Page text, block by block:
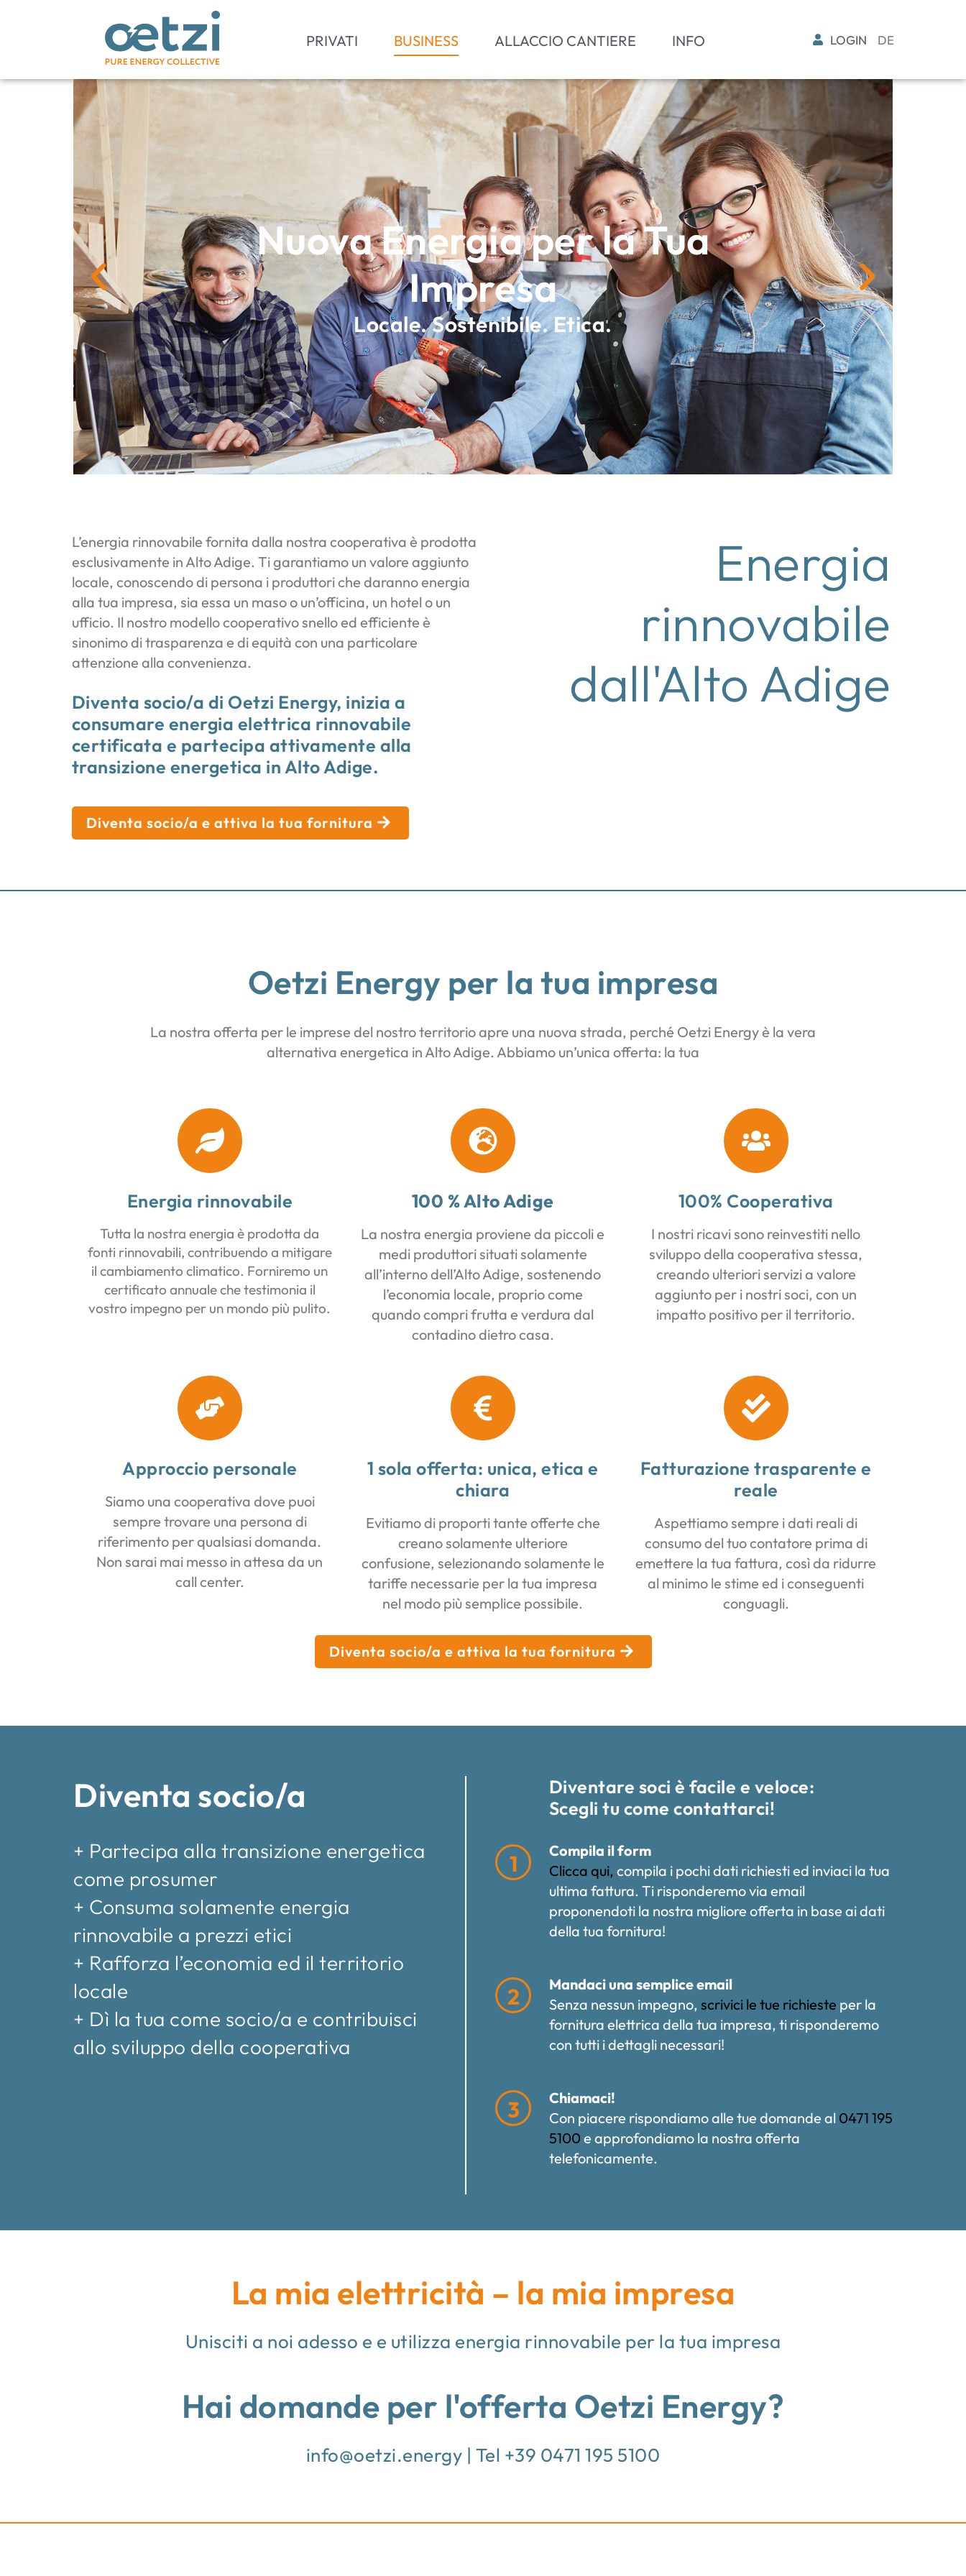
PRIVATI BUSINESS ALLACCIO CANTIERE INFO LOGIN DE
Nuova Energia per la Tua
Impresa
Locale. Sostenibile. Etica.
L’energia rinnovabile fornita dalla nostra cooperativa è prodotta
esclusivamente in Alto Adige. Ti garantiamo un valore aggiunto
locale, conoscendo di persona i produttori che daranno energia
alla tua impresa, sia essa un maso o un’officina, un hotel o un
ufficio. Il nostro modello cooperativo snello ed efficiente è
sinonimo di trasparenza e di equità con una particolare
attenzione alla convenienza.
Diventa socio/a di Oetzi Energy, inizia a
consumare energia elettrica rinnovabile
certificata e partecipa attivamente alla
transizione energetica in Alto Adige.
Diventa socio/a e attiva la tua fornitura
Energia
rinnovabile
dall'Alto Adige
Oetzi Energy per la tua impresa
La nostra offerta per le imprese del nostro territorio apre una nuova strada, perché Oetzi Energy è la vera
alternativa energetica in Alto Adige. Abbiamo un’unica offerta: la tua
Energia rinnovabile
Tutta la nostra energia è prodotta da
fonti rinnovabili, contribuendo a mitigare
il cambiamento climatico. Forniremo un
certificato annuale che testimonia il
vostro impegno per un mondo più pulito.
100 % Alto Adige
La nostra energia proviene da piccoli e
medi produttori situati solamente
all’interno dell’Alto Adige, sostenendo
l’economia locale, proprio come
quando compri frutta e verdura dal
contadino dietro casa.
100% Cooperativa
I nostri ricavi sono reinvestiti nello
sviluppo della cooperativa stessa,
creando ulteriori servizi a valore
aggiunto per i nostri soci, con un
impatto positivo per il territorio.
Approccio personale
Siamo una cooperativa dove puoi
sempre trovare una persona di
riferimento per qualsiasi domanda.
Non sarai mai messo in attesa da un
call center.
1 sola offerta: unica, etica e
chiara
Evitiamo di proporti tante offerte che
creano solamente ulteriore
confusione, selezionando solamente le
tariffe necessarie per la tua impresa
nel modo più semplice possibile.
Fatturazione trasparente e
reale
Aspettiamo sempre i dati reali di
consumo del tuo contatore prima di
emettere la tua fattura, così da ridurre
al minimo le stime ed i conseguenti
conguagli.
Diventa socio/a e attiva la tua fornitura
Diventa socio/a
+ Partecipa alla transizione energetica
come prosumer
+ Consuma solamente energia
rinnovabile a prezzi etici
+ Rafforza l’economia ed il territorio
locale
+ Dì la tua come socio/a e contribuisci
allo sviluppo della cooperativa
1
2
3
Diventare soci è facile e veloce:
Scegli tu come contattarci!
Compila il form
Clicca qui, compila i pochi dati richiesti ed inviaci la tua
ultima fattura. Ti risponderemo via email
proponendoti la nostra migliore offerta in base ai dati
della tua fornitura!
Mandaci una semplice email
Senza nessun impegno, scrivici le tue richieste per la
fornitura elettrica della tua impresa, ti risponderemo
con tutti i dettagli necessari!
Chiamaci!
Con piacere rispondiamo alle tue domande al 0471 195
5100 e approfondiamo la nostra offerta
telefonicamente.
La mia elettricità – la mia impresa
Unisciti a noi adesso e e utilizza energia rinnovabile per la tua impresa
Hai domande per l'offerta Oetzi Energy?
info@oetzi.energy | Tel +39 0471 195 5100